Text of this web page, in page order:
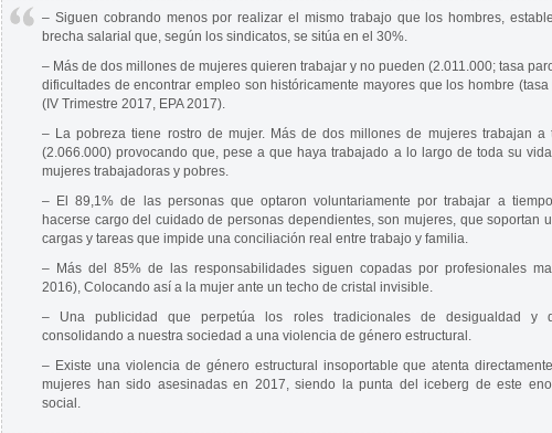
– Siguen cobrando menos por realizar el mismo trabajo que los hombres,
brecha salarial que, según los sindicatos, se sitúa en el 30%.
– Más de dos millones de mujeres quieren trabajar y no pueden (2.011.000; tasa
dificultades de encontrar empleo son históricamente mayores que los hombre
(IV Trimestre 2017, EPA 2017).
– La pobreza tiene rostro de mujer. Más de dos millones de mujeres trabajan a
(2.066.000) provocando que, pese a que haya trabajado a lo largo de toda su
mujeres trabajadoras y pobres.
– El 89,1% de las personas que optaron voluntariamente por trabajar a
hacerse cargo del cuidado de personas dependientes, son mujeres, que soportan
cargas y tareas que impide una conciliación real entre trabajo y familia.
– Más del 85% de las responsabilidades siguen copadas por profesionales
2016), Colocando así a la mujer ante un techo de cristal invisible.
– Una publicidad que perpetúa los roles tradicionales de desigualdad y
consolidando a nuestra sociedad a una violencia de género estructural.
– Existe una violencia de género estructural insoportable que atenta
mujeres han sido asesinadas en 2017, siendo la punta del iceberg de este
social.